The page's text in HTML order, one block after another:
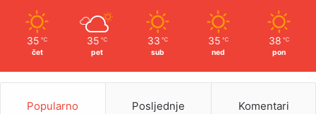
35 ℃
čet
35 ℃
pet
33 ℃
sub
35 ℃
ned
38 ℃
pon
Popularno Posljednje Komentari